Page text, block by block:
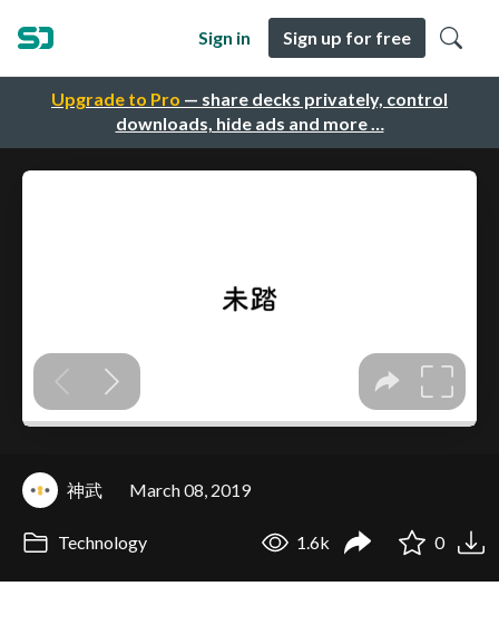
Upgrade to Pro — share decks privately, control
downloads, hide ads and more …
Sign in Sign up for free
神武 March 08, 2019
Technology 1.6k 0